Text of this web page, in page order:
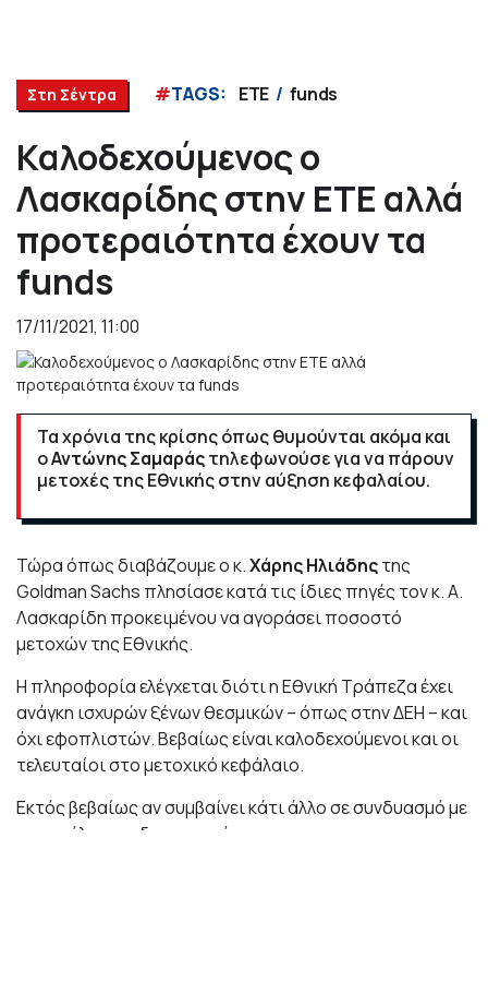
Στη Σέντρα #TAGS: ΕΤΕ funds
Καλοδεχούμενος ο
Λασκαρίδης στην ΕΤΕ αλλά
προτεραιότητα έχουν τα
funds
17/11/2021, 11:00
Τα χρόνια της κρίσης όπως θυμούνται ακόμα και
οΑντώνης Σαμαράςτηλεφωνούσε για να πάρουν
μετοχές της Εθνικής στην αύξηση κεφαλαίου.
Τώρα όπως διαβάζουμε ο κ.Χάρης Ηλιάδηςτης
Goldman Sachs πλησίασε κατά τις ίδιες πηγές τον κ. Α.
Λασκαρίδη προκειμένου να αγοράσει ποσοστό
μετοχών της Εθνικής.
Η πληροφορία ελέγχεται διότι η Εθνική Τράπεζα έχει
ανάγκη ισχυρών ξένων θεσμικών – όπως στην ΔΕΗ – και
όχι εφοπλιστών. Βεβαίως είναι καλοδεχούμενοι και οι
τελευταίοι στο μετοχικό κεφάλαιο.
Εκτός βεβαίως αν συμβαίνει κάτι άλλο σε συνδυασμό με
τις υπόλοιπες δραστηριότητες.